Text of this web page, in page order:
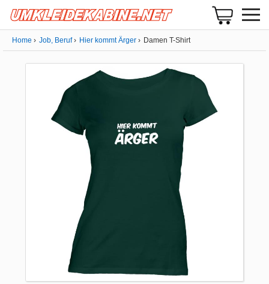
Home Job, Beruf Hier kommt Ärger Damen T-Shirt